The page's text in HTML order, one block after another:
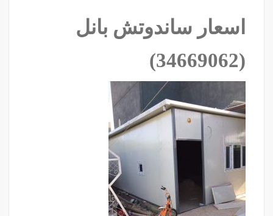
اسعار ساندوتش بانل
‫(34669062)‬ ‫‬